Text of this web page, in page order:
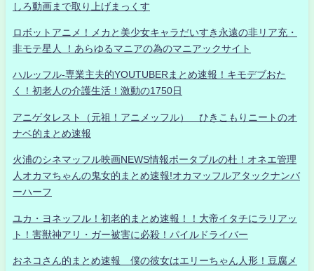
しろ動画まで取り上げまっくす
ロボットアニメ！メカと美少女キャラだいすき永遠の非リア充・
非モテ星人 ！あらゆるマニアの為のマニアックサイト
ハルッフル-専業主夫的YOUTUBERまとめ速報！キモデブおた
く！初老人の介護生活！激動の1750日
アニゲタレスト（元祖！アニメッフル） ひきこもりニートのオ
ナベ的まとめ速報
火浦のシネマッフル映画NEWS情報ポータブルの杜！オネエ管理
人オカマちゃんの鬼女的まとめ速報!オカマッフルアタックナンバ
ーハーフ
ユカ・ヨネッフル！初老的まとめ速報！！大帝イタチにラリアッ
ト！害獣神アリ・ガー被害に必殺！パイルドライバー
おネコさん的まとめ速報 僕の彼女はエリーちゃん人形！豆腐メ